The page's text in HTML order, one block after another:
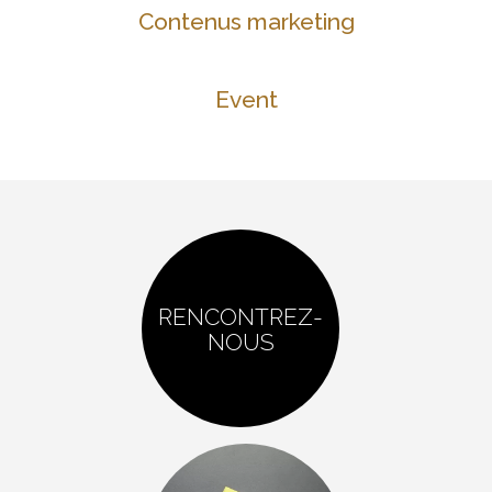
Contenus marketing
Event
RENCONTREZ-
NOUS